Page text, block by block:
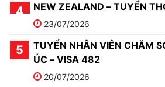
NEW ZEALAND – TUYỂN
23/07/2026
TUYỂN NHÂN VIÊN CHĂM
ÚC – VISA 482
20/07/2026